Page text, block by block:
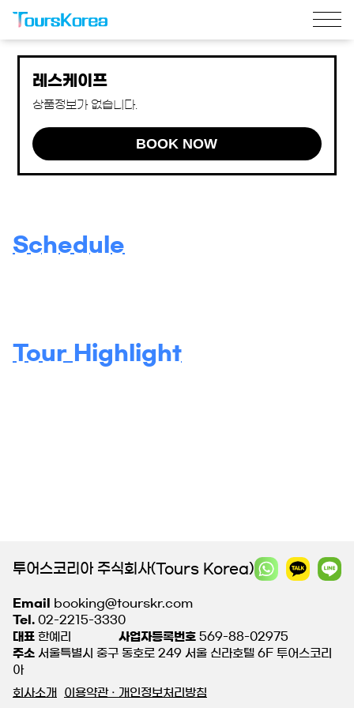
레스케이프
상품정보가 없습니다.
BOOK NOW
Schedule
Tour Highlight
투어스코리아 주식회사(Tours Korea)
Email
booking@tourskr.com
Tel. 02-2215-3330
대표 한예리 사업자등록번호 569-88-02975
주소 서울특별시 중구 동호로 249 서울 신라호텔 6F 투어스코리
아
회사소개
이용약관 · 개인정보처리방침